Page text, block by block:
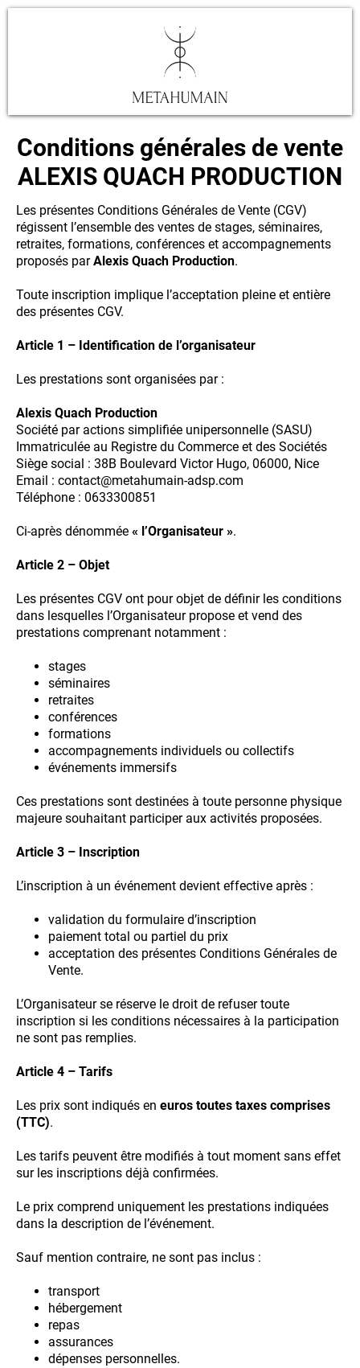
Conditions générales de vente
ALEXIS QUACH PRODUCTION
Les présentes Conditions Générales de Vente (CGV)
régissent l’ensemble des ventes de stages, séminaires,
retraites, formations, conférences et accompagnements
proposés parAlexis Quach Production.
Toute inscription implique l’acceptation pleine et entière
des présentes CGV.
Article 1 – Identification de l’organisateur
Les prestations sont organisées par :
Alexis Quach Production
Société par actions simplifiée unipersonnelle (SASU)
Immatriculée au Registre du Commerce et des Sociétés
Siège social : 38B Boulevard Victor Hugo, 06000, Nice
Email : contact@metahumain-adsp.com
Téléphone : 0633300851
Ci-après dénommée « l’Organisateur ».
Article 2 – Objet
Les présentes CGV ont pour objet de définir les conditions
dans lesquelles l’Organisateur propose et vend des
prestations comprenant notamment :
stages
séminaires
retraites
conférences
formations
accompagnements individuels ou collectifs
événements immersifs
Ces prestations sont destinées à toute personne physique
majeure souhaitant participer aux activités proposées.
Article 3 – Inscription
L’inscription à un événement devient effective après :
validation du formulaire d’inscription
paiement total ou partiel du prix
acceptation des présentes Conditions Générales de
Vente.
L’Organisateur se réserve le droit de refuser toute
inscription si les conditions nécessaires à la participation
ne sont pas remplies.
Article 4 – Tarifs
Les prix sont indiqués en euros toutes taxes comprises
(TTC).
Les tarifs peuvent être modifiés à tout moment sans effet
sur les inscriptions déjà confirmées.
Le prix comprend uniquement les prestations indiquées
dans la description de l’événement.
Sauf mention contraire, ne sont pas inclus :
transport
hébergement
repas
assurances
dépenses personnelles.